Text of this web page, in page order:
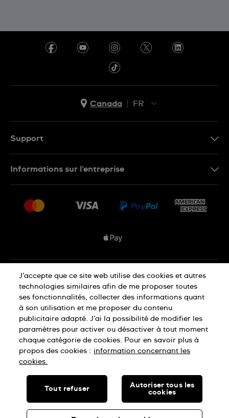
Canada
FR
Support
Conditions De Vente
Informations sur l'entreprise
Nous rejoindre
Déclaration de confidentialité
Déclaration concernant les cookies
Conditions d'utilisation
SWISS MADE
© SWATCH LTD, 2026 TOUS DROITS RÉSERVÉS : MONTRES
J’accepte que ce site web utilise des cookies et autres
technologies similaires afin de me proposer toutes
ses fonctionnalités, collecter des informations quant
à son utilisation et me proposer du contenu
publicitaire adapté. J’ai la possibilité de modifier les
paramètres pour activer ou désactiver à tout moment
chaque catégorie de cookies. Pour en savoir plus à
propos des cookies : information concernant les
cookies.
Tout refuser
Autoriser tous les
cookies